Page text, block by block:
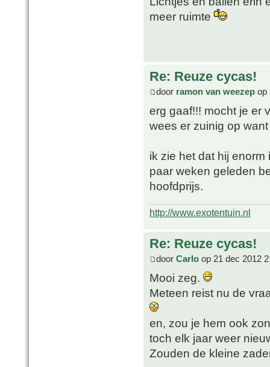
meer ruimte
Re: Reuze cycas!
door ramon van weezep op
erg gaaf!!! mocht je er
wees er zuinig op
ik zie het dat hij
paar weken geleden
hoofdprijs.
http://www.exotentuin.nl
Re: Reuze cycas!
door Carlo op 21 dec 2012
Mooi zeg.
Meteen reist nu de
en, zou je hem ook
toch elk jaar weer
Zouden de kleine